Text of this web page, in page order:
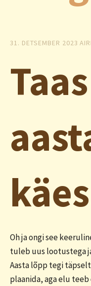
31. DETSEMBER 2023
Oh ja ongi see
tuleb uus lootustega
Aasta lõpp tegi
plaanida, aga elu teeb